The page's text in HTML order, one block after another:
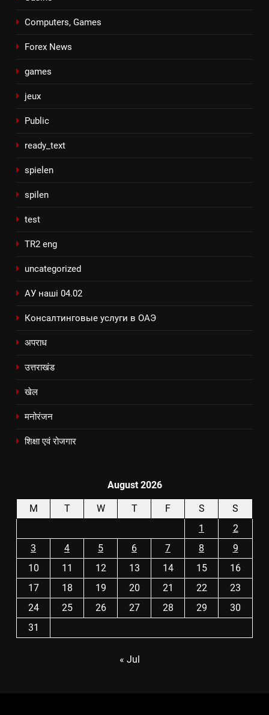
Computers, Games
Forex News
games
jeux
Public
ready_text
spielen
spilen
test
TR2 eng
uncategorized
АУ наші 04.02
Консалтинговые услуги в ОАЭ
अपराध
उत्तराखंड
खेल
मनोरंजन
शिक्षा एवं रोजगार
August 2026
M T W T F S
S
1
2
3
4 5 6 7 8
9
10
11 12 13 14 15
16
17
18 19 20 21 22
23
24
25 26 27 28 29
30
31
« Jul